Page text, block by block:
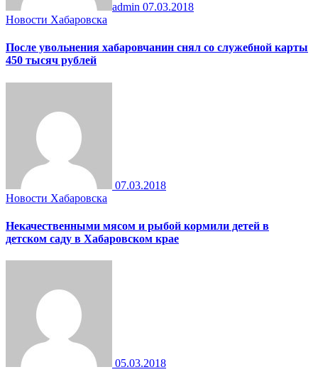
admin 07.03.2018
Новости Хабаровска
После увольнения хабаровчанин снял со служебной карты
450 тысяч рублей
07.03.2018
Новости Хабаровска
Некачественными мясом и рыбой кормили детей в
детском саду в Хабаровском крае
05.03.2018